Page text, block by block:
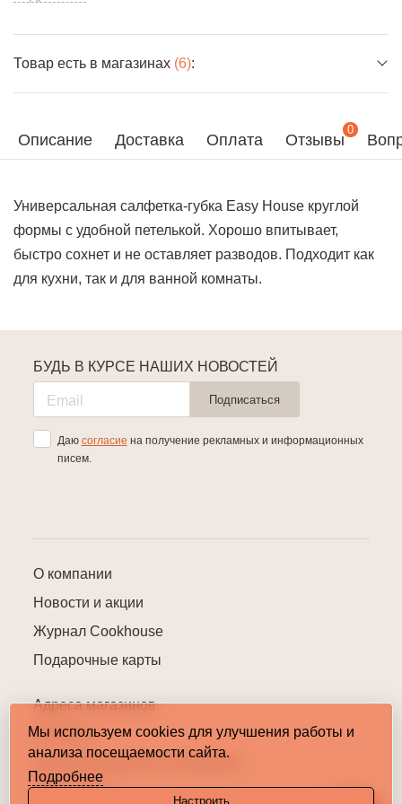
Описание Доставка Оплата Отзывы
0
Универсальная салфетка-губка Easy House круглой
формы с удобной петелькой. Хорошо впитывает,
быстро сохнет и не оставляет разводов. Подходит как
для кухни, так и для ванной комнаты.
Товар есть в магазинах (6):
О компании
Новости и акции
Журнал Cookhouse
Подарочные карты
Адреса магазинов
Контакты
Пользовательское соглашение
Карта сайта
БУДЬ В КУРСЕ НАШИХ НОВОСТЕЙ
Подписаться
Даю согласие на получение рекламных и информационных
писем.
Мы используем cookies для улучшения работы и
анализа посещаемости сайта.
Подробнее
Настроить